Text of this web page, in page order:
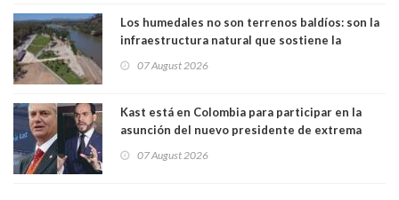
Los humedales no son terrenos baldíos: son la
infraestructura natural que sostiene la
07 August 2026
Kast está en Colombia para participar en la
asunción del nuevo presidente de extrema
07 August 2026